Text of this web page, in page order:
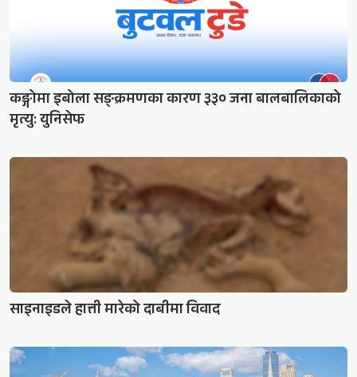
कङ्गोमा इबोला सङ्क्रमणका कारण ३३० जना बालबालिकाको
मृत्यु: युनिसेफ
साइनाइडले हात्ती मारेको दाबीमा विवाद